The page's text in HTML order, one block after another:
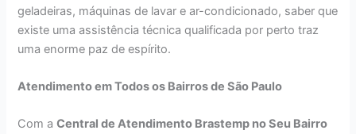
geladeiras, máquinas de lavar e ar-condicionado, saber que
existe uma assistência técnica qualificada por perto traz
uma enorme paz de espírito.
Atendimento em Todos os Bairros de São Paulo
Com aCentral de Atendimento Brastemp no Seu Bairro